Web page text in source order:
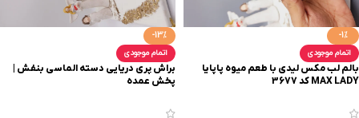
-1%
اتمام موجودی
بالم لب مکس لیدی با طعم میوه پاپایا
MAX LADY کد 3677
-13%
اتمام موجودی
براش پری دریایی دسته الماسی بنفش |
پخش عمده